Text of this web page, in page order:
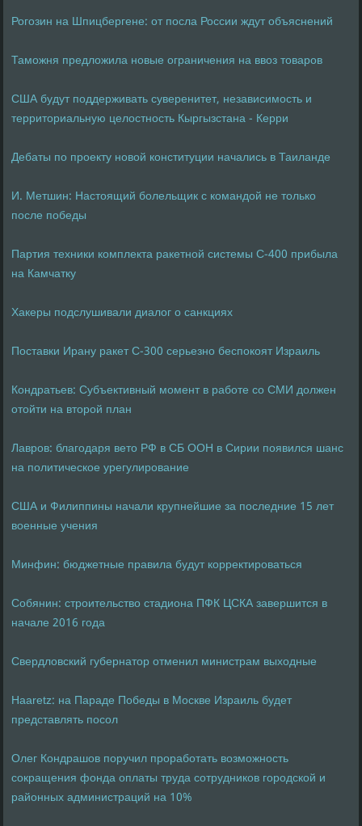
Рогозин на Шпицбергене: от посла России ждут объяснений
Таможня предложила новые ограничения на ввоз товаров
США будут поддерживать суверенитет, независимость и
территориальную целостность Кыргызстана - Керри
Дебаты по проекту новой конституции начались в Таиланде
И. Метшин: Настоящий болельщик с командой не только
после победы
Партия техники комплекта ракетной системы С-400 прибыла
на Камчатку
Хакеры подслушивали диалог о санкциях
Поставки Ирану ракет С-300 серьезно беспокоят Израиль
Кондратьев: Субъективный момент в работе со СМИ должен
отойти на второй план
Лавров: благодаря вето РФ в СБ ООН в Сирии появился шанс
на политическое урегулирование
США и Филиппины начали крупнейшие за последние 15 лет
военные учения
Минфин: бюджетные правила будут корректироваться
Собянин: строительство стадиона ПФК ЦСКА завершится в
начале 2016 года
Свердловский губернатор отменил министрам выходные
Haaretz: на Параде Победы в Москве Израиль будет
представлять посол
Олег Кондрашов поручил проработать возможность
сокращения фонда оплаты труда сотрудников городской и
районных администраций на 10%